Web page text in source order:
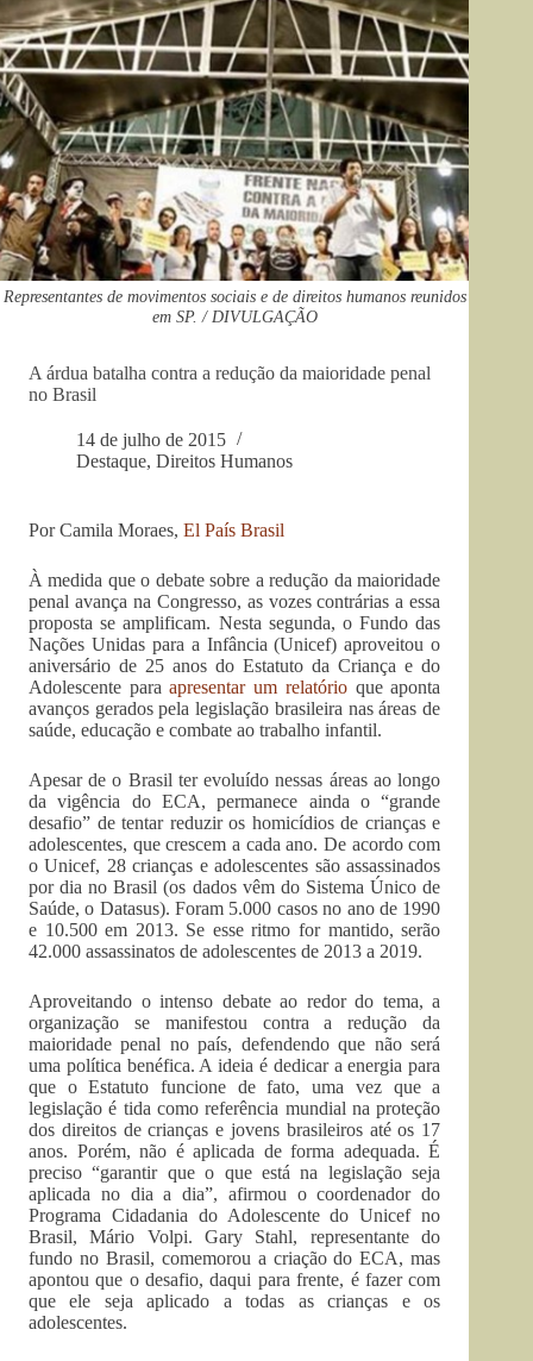
Representantes de movimentos sociais e de direitos humanos reunidos
em SP. / DIVULGAÇÃO
A árdua batalha contra a redução da maioridade penal
no Brasil
14 de julho de 2015
Destaque, Direitos Humanos
Por Camila Moraes, El País Brasil
À medida que o debate sobre a redução da maioridade
penal avança na Congresso, as vozes contrárias a essa
proposta se amplificam. Nesta segunda, o Fundo das
Nações Unidas para a Infância (Unicef) aproveitou o
aniversário de 25 anos do Estatuto da Criança e do
Adolescente paraapresentar um relatórioque aponta
avanços gerados pela legislação brasileira nas áreas de
saúde, educação e combate ao trabalho infantil.
Apesar de o Brasil ter evoluído nessas áreas ao longo
da vigência do ECA, permanece ainda o “grande
desafio” de tentar reduzir os homicídios de crianças e
adolescentes, que crescem a cada ano. De acordo com
o Unicef, 28 crianças e adolescentes são assassinados
por dia no Brasil (os dados vêm do Sistema Único de
Saúde, o Datasus). Foram 5.000 casos no ano de 1990
e 10.500 em 2013. Se esse ritmo for mantido, serão
42.000 assassinatos de adolescentes de 2013 a 2019.
Aproveitando o intenso debate ao redor do tema, a
organização se manifestou contra a redução da
maioridade penal no país, defendendo que não será
uma política benéfica. A ideia é dedicar a energia para
que o Estatuto funcione de fato, uma vez que a
legislação é tida como referência mundial na proteção
dos direitos de crianças e jovens brasileiros até os 17
anos. Porém, não é aplicada de forma adequada. É
preciso “garantir que o que está na legislação seja
aplicada no dia a dia”, afirmou o coordenador do
Programa Cidadania do Adolescente do Unicef no
Brasil, Mário Volpi. Gary Stahl, representante do
fundo no Brasil, comemorou a criação do ECA, mas
apontou que o desafio, daqui para frente, é fazer com
que ele seja aplicado a todas as crianças e os
adolescentes.